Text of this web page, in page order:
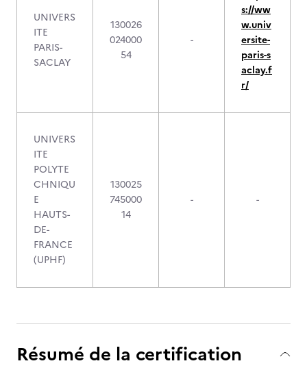
UNIVERS
ITE
PARIS-
SACLAY
130026
024000
54
-
s://ww
w.univ
ersite-
paris-s
aclay.f
r/
UNIVERS
ITE
POLYTE
CHNIQU
E
HAUTS-
DE-
FRANCE
(UPHF)
130025
745000
14
- -
Résumé de la certification